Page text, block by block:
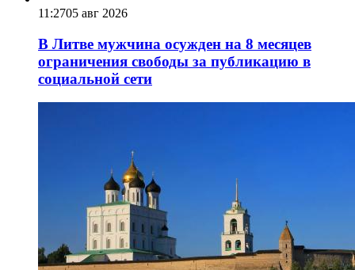
11:2705 авг 2026
В Литве мужчина осужден на 8 месяцев
ограничения свободы за публикацию в
социальной сети